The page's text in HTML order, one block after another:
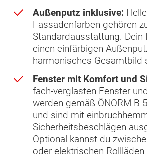
Außenputz inklusive:
Fassadenfarben gehören
Standardausstattung. Dein
einen einfärbigen
harmonisches Gesamtbild
Fenster mit Komfort und
fach-verglasten Fenster
werden gemäß ÖNORM B
und sind mit
Sicherheitsbeschlägen
Optional kannst du
oder elektrischen Rollläden